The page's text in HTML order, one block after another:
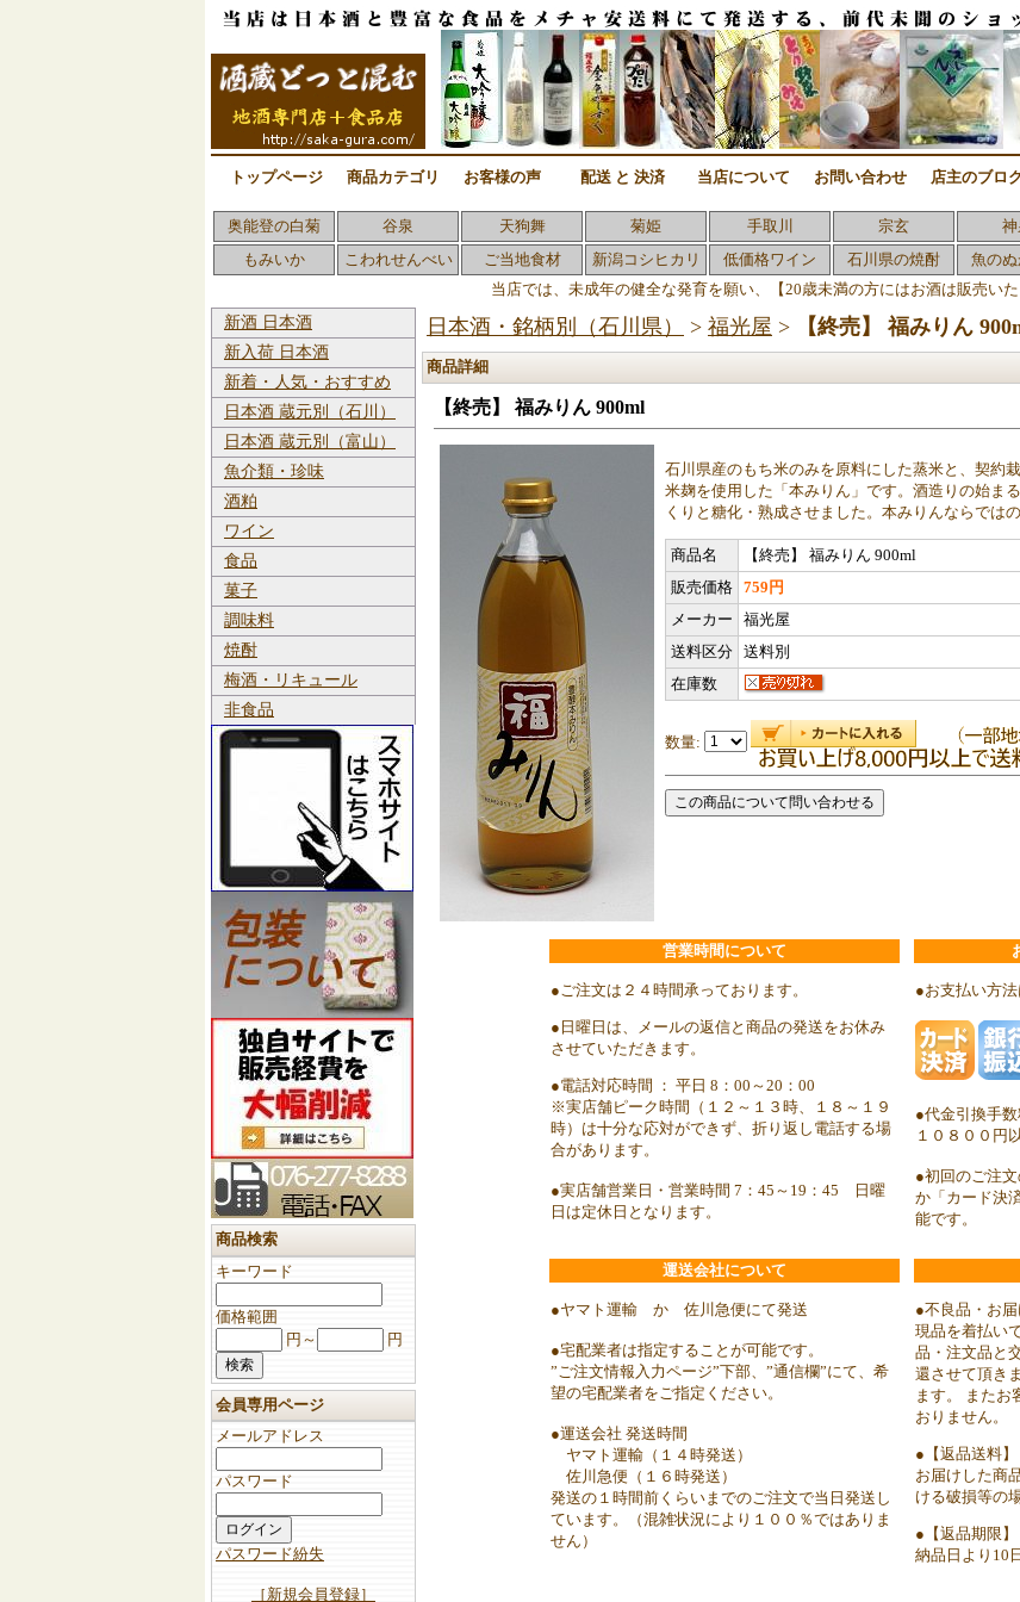
トップページ 商品カテゴリ お客様の声 配送 と 決済 当店について お問い合わせ 店主のブロ
奥能登の白菊 谷泉 天狗舞 菊姫 手取川 宗玄 神
もみいか
こわれせんべい ご当地食材 新潟コシヒカリ 低価格ワイン 石川県の焼酎 魚の
当店では、未成年の健全な発育を願い、【20歳未満の方にはお酒は販売いた
新酒 日本酒
新入荷 日本酒
新着・人気・おすすめ
日本酒 蔵元別（石川）
日本酒 蔵元別（富山）
魚介類・珍味
酒粕
ワイン
食品
菓子
調味料
焼酎
梅酒・リキュール
非食品
商品検索
キーワード
価格範囲
円～
円
会員専用ページ
メールアドレス
パスワード
パスワード紛失
［新規会員登録］
日本酒・銘柄別（石川県） > 福光屋 > 【終売】 福みりん
商品詳細
【終売】 福みりん 900ml
石川県産のもち米のみを原料にした蒸米と、契約
米麹を使用した「本みりん」です。酒造りの始ま
くりと糖化・熟成させました。本みりんならでは
商品名
【終売】 福みりん 900ml
販売価格 759円
メーカー
福光屋
送料区分 送料別
在庫数
数量:
営業時間について
●ご注文は２４時間承っております。
●日曜日は、メールの返信と商品の発送をお休み
させていただきます。
●電話対応時間 ： 平日 8：00～20：00
※実店舗ピーク時間（１２～１３時、１８～１９
時）は十分な応対ができず、折り返し電話する場
合があります。
●実店舗営業日・営業時間 7：45～19：45 日曜
日は定休日となります。
●お支払い方
●代金引換手
１０８００円
●初回のご注
か「カード決
能です。
運送会社について
●ヤマト運輸 か 佐川急便にて発送
●宅配業者は指定することが可能です。
”ご注文情報入力ページ”下部、”通信欄”にて、希
望の宅配業者をご指定ください。
●運送会社 発送時間
ヤマト運輸（１４時発送）
佐川急便（１６時発送）
発送の１時間前くらいまでのご注文で当日発送し
ています。（混雑状況により１００％ではありま
せん）
●不良品・お
現品を着払い
品・注文品と
還させて頂き
ます。 またお
おりません。
●【返品送料】
お届けした商
ける破損等の
●【返品期限】
納品日より10